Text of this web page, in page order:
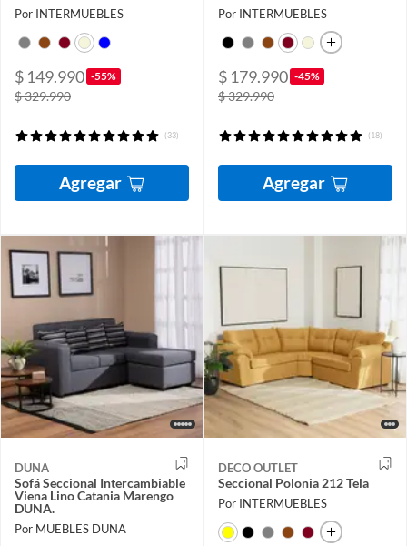
Por INTERMUEBLES
$ 149.990 -55%
$ 329.990
(33)
Agregar
Por INTERMUEBLES
$ 179.990 -45%
$ 329.990
(18)
Agregar
DUNA
Sofá Seccional Intercambiable
Viena Lino Catania Marengo
DUNA.
Por MUEBLES DUNA
DECO OUTLET
Seccional Polonia 212 Tela
Por INTERMUEBLES